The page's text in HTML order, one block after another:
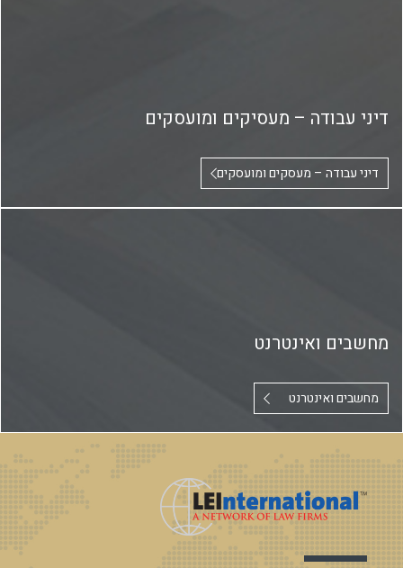
דיני עבודה – מעסיקים ומועסקים
דיני עבודה – מעסקים ומועסקים
מחשבים ואינטרנט
מחשבים ואינטרנט